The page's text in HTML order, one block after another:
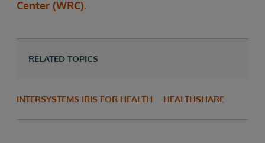
Center (WRC).
RELATED TOPICS
INTERSYSTEMS IRIS FOR HEALTH HEALTHSHARE